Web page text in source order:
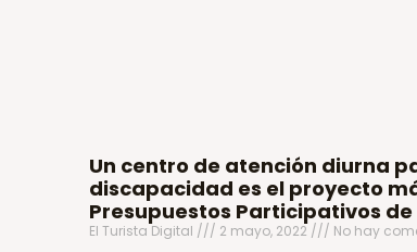
Un centro de atención diurna
discapacidad es el proyecto
Presupuestos Participativos de
El Turista Digital 2 mayo, 2022 No hay